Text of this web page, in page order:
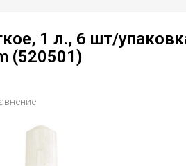
1 л., 6 шт/
(520501)